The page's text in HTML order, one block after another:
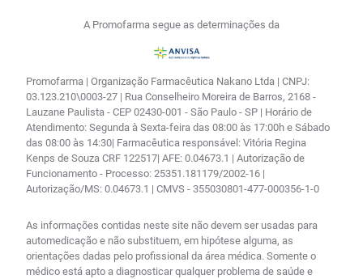
A Promofarma segue as determinações da
Promofarma | Organização Farmacêutica Nakano Ltda | CNPJ:
03.123.210\0003-27 | Rua Conselheiro Moreira de Barros, 2168 -
Lauzane Paulista - CEP 02430-001 - São Paulo - SP | Horário de
Atendimento: Segunda à Sexta-feira das 08:00 às 17:00h e Sábado
das 08:00 às 14:30| Farmacêutica responsável: Vitória Regina
Kenps de Souza CRF 122517| AFE: 0.04673.1 | Autorização de
Funcionamento - Processo: 25351.181179/2002-16 |
Autorização/MS: 0.04673.1 | CMVS - 355030801-477-000356-1-0
As informações contidas neste site não devem ser usadas para
automedicação e não substituem, em hipótese alguma, as
orientações dadas pelo profissional da área médica. Somente o
médico está apto a diagnosticar qualquer problema de saúde e